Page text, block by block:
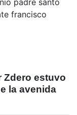
francisco
Zdero estuvo
la avenida